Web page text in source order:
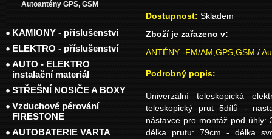
Dostupnost: Skladem
Zboží je zařazeno v:
ANTÉNY -FM/AM,GPS,GSM /
Podrobný popis:
Univerzální teleskopická
teleskopický prut 5dílů -
nástavce pro montáž pod úhly:
délka prutu: 79cm - délka
Autoantény GPS, GSM
KAMIONY - příslušenství
ELEKTRO - příslušenství
AUTO - ELEKTRO
instalační materiál
STŘEŠNÍ NOSIČE A BOXY
Vzduchové pérování
FIRESTONE
AUTOBATERIE VARTA